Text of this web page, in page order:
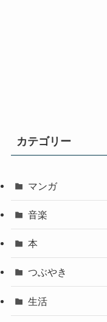
カテゴリー
マンガ
音楽
本
つぶやき
生活